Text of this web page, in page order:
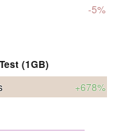
-5%
(1GB)
+678%